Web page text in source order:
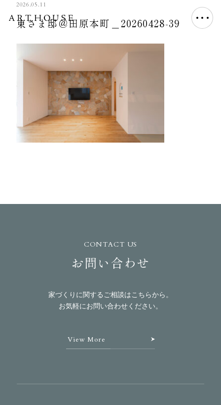
2026.05.11
東さま邸＠田原本町＿20260428-39
CONTACT US
お問い合わせ
家づくりに関するご相談はこちらから。
お気軽にお問い合わせください。
View More